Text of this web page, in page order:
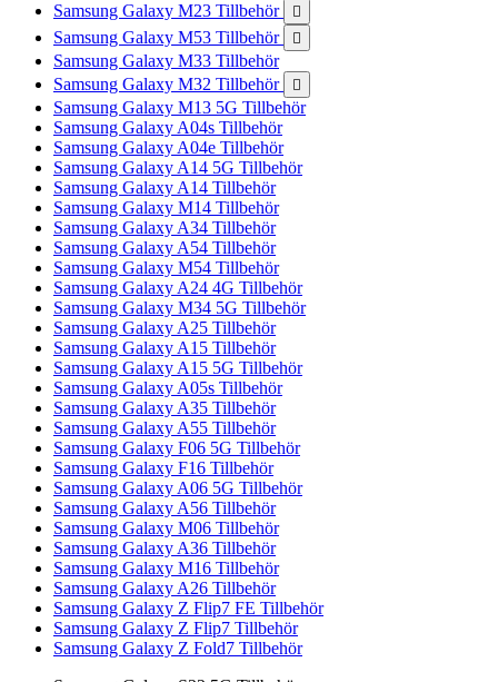
Samsung Galaxy M23 Tillbehör 
Samsung Galaxy M53 Tillbehör 
Samsung Galaxy M33 Tillbehör
Samsung Galaxy M32 Tillbehör

Samsung Galaxy M13 5G Tillbehör
Samsung Galaxy A04s Tillbehör
Samsung Galaxy A04e Tillbehör
Samsung Galaxy A14 5G Tillbehör
Samsung Galaxy A14 Tillbehör
Samsung Galaxy M14 Tillbehör
Samsung Galaxy A34 Tillbehör
Samsung Galaxy A54 Tillbehör
Samsung Galaxy M54 Tillbehör
Samsung Galaxy A24 4G Tillbehör
Samsung Galaxy M34 5G Tillbehör
Samsung Galaxy A25 Tillbehör
Samsung Galaxy A15 Tillbehör
Samsung Galaxy A15 5G Tillbehör
Samsung Galaxy A05s Tillbehör
Samsung Galaxy A35 Tillbehör
Samsung Galaxy A55 Tillbehör
Samsung Galaxy F06 5G Tillbehör
Samsung Galaxy F16 Tillbehör
Samsung Galaxy A06 5G Tillbehör
Samsung Galaxy A56 Tillbehör
Samsung Galaxy M06 Tillbehör
Samsung Galaxy A36 Tillbehör
Samsung Galaxy M16 Tillbehör
Samsung Galaxy A26 Tillbehör
Samsung Galaxy Z Flip7 FE Tillbehör
Samsung Galaxy Z Flip7 Tillbehör
Samsung Galaxy Z Fold7 Tillbehör